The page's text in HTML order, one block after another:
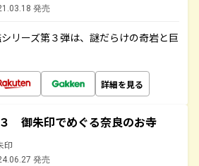
発売
シリーズ第３弾は、謎だらけの奇岩と巨
詳細を見る
御朱印でめぐる奈良のお寺
印
発売